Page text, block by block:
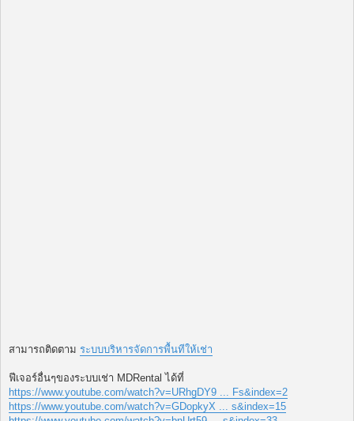
สามารถติดตาม ระบบบริหารจัดการพื้นทีให้เช่า
ฟีเจอร์อื่นๆของระบบเช่า MDRental ได้ที่
https://www.youtube.com/watch?v=URhgDY9 ... Fs&index=2
https://www.youtube.com/watch?v=GDopkyX ... s&index=15